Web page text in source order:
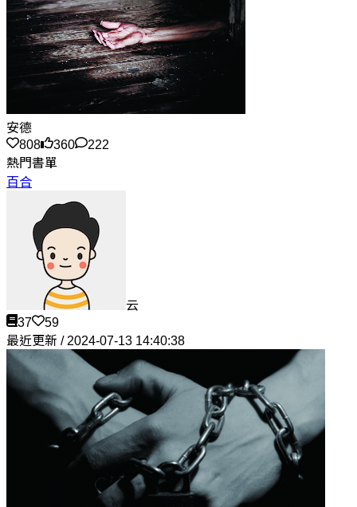
安德
808
360
222
熱門書單
百合
云
37
59
最近更新 / 2024-07-13 14:40:38